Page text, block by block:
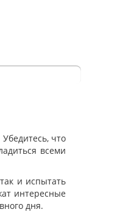
что
всеми
и испытать
интересные
дня.